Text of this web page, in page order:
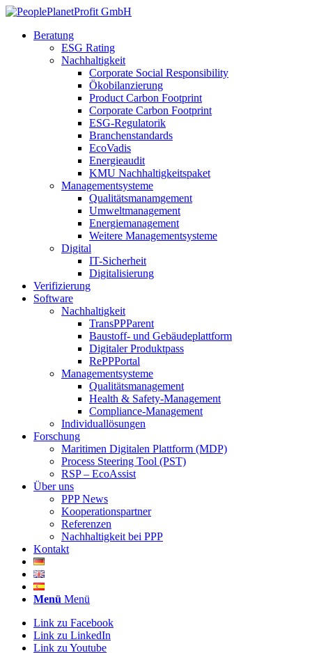
Beratung
ESG Rating
Nachhaltigkeit
Corporate Social Responsibility
Ökobilanzierung
Product Carbon Footprint
Corporate Carbon Footprint
ESG-Regulatorik
Branchenstandards
EcoVadis
Energieaudit
KMU Nachhaltigkeitspaket
Managementsysteme
Qualitätsmanamgement
Umweltmanagement
Energiemanagement
Weitere Managementsysteme
Digital
IT-Sicherheit
Digitalisierung
Verifizierung
Software
Nachhaltigkeit
TransPPParent
Baustoff- und Gebäudeplattform
Digitaler Produktpass
RePPPortal
Managementsysteme
Qualitätsmanagement
Health & Safety-Management
Compliance-Management
Individuallösungen
Forschung
Maritimen Digitalen Plattform (MDP)
Process Steering Tool (PST)
RSP – EcoAssist
Über uns
PPP News
Kooperationspartner
Referenzen
Nachhaltigkeit bei PPP
Kontakt
Menü Menü
Link zu Facebook
Link zu LinkedIn
Link zu Youtube